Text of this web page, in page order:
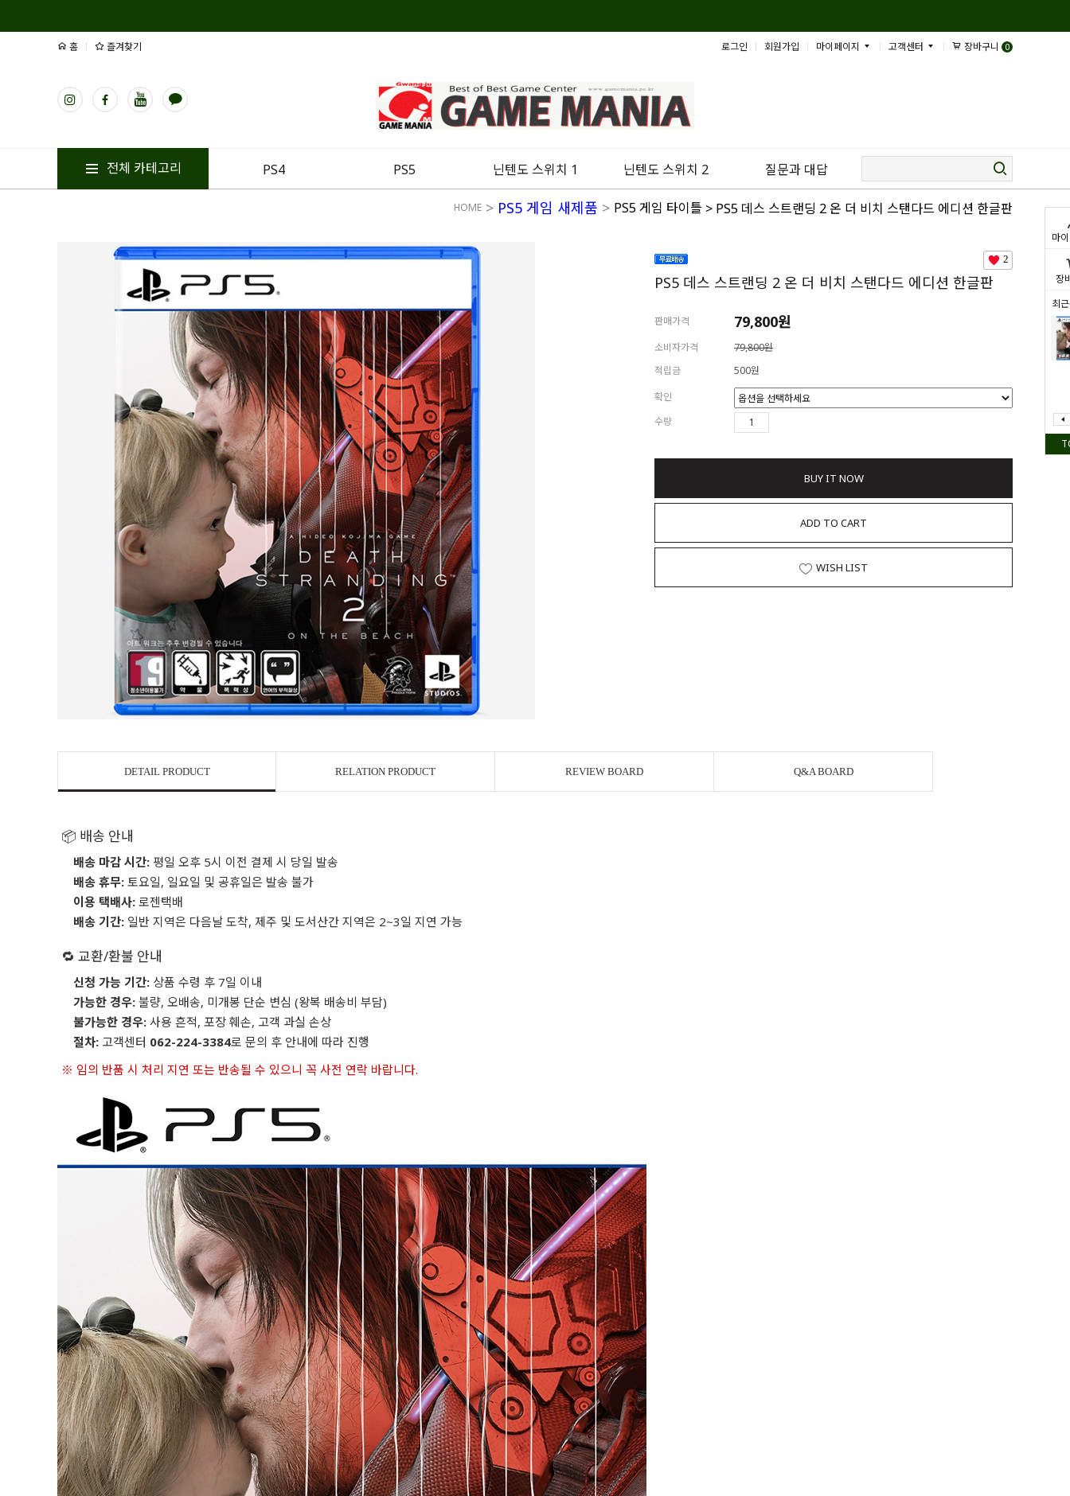
마
장
최
홈 즐겨찾기 로그인 회원가입 마이페이지 고객센터 장바구니 0
전체 카테고리 PS4 PS5 닌텐도 스위치 1 닌텐도 스위치 2 질문과 대답
HOME > PS5 게임 새제품 > PS5 게임 타이틀 > PS5 데스 스트랜딩 2 온 더 비치 스탠다드 에디션 한글판
2
PS5 데스 스트랜딩 2 온 더 비치 스탠다드 에디션 한글판
판매가격 79,800원
소비자가격
79,800원
적립금
500원
확인
수량
BUY IT NOW
ADD TO CART
WISH LIST
DETAIL PRODUCT RELATION PRODUCT REVIEW BOARD Q&A BOARD
📦 배송 안내
배송 마감 시간: 평일 오후 5시 이전 결제 시 당일 발송
배송 휴무: 토요일, 일요일 및 공휴일은 발송 불가
이용 택배사: 로젠택배
배송 기간: 일반 지역은 다음날 도착, 제주 및 도서산간 지역은 2~3일 지연 가능
🔁 교환/환불 안내
신청 가능 기간: 상품 수령 후 7일 이내
가능한 경우: 불량, 오배송, 미개봉 단순 변심 (왕복 배송비 부담)
불가능한 경우: 사용 흔적, 포장 훼손, 고객 과실 손상
절차: 고객센터 062-224-3384로 문의 후 안내에 따라 진행
※ 임의 반품 시 처리 지연 또는 반송될 수 있으니 꼭 사전 연락 바랍니다.